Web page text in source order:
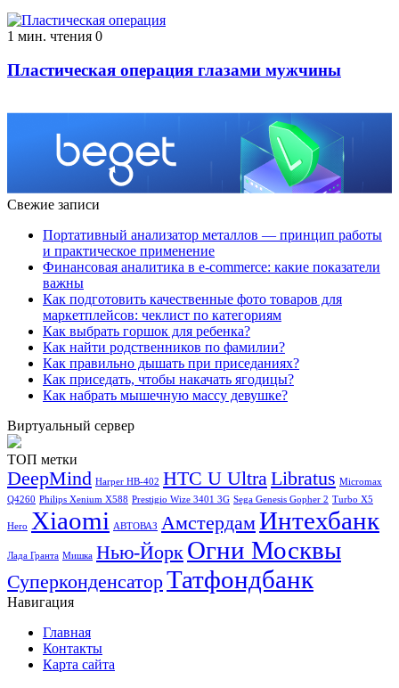
1 мин. чтения 0
Пластическая операция глазами мужчины
Свежие записи
Портативный анализатор металлов — принцип работы
и практическое применение
Финансовая аналитика в e-commerce: какие показатели
важны
Как подготовить качественные фото товаров для
маркетплейсов: чеклист по категориям
Как выбрать горшок для ребенка?
Как найти родственников по фамилии?
Как правильно дышать при приседаниях?
Как приседать, чтобы накачать ягодицы?
Как набрать мышечную массу девушке?
Виртуальный сервер
ТОП метки
DeepMind Harper HB-402 HTC U UltraLibratus Micromax
Q4260 Philips Xenium X588 Prestigio Wize 3401 3G Sega Genesis Gopher 2 Turbo X5
Hero Xiaomi АВТОВАЗ АмстердамИнтехбанк
Лада Гранта Мишка Нью-Йорк Огни Москвы
СуперконденсаторТатфондбанк
Навигация
Главная
Контакты
Карта сайта